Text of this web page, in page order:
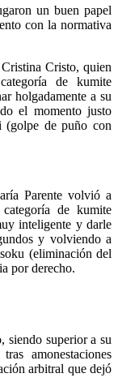
un buen papel
con la normativa
Cristo, quien
de kumite
holgadamente a su
el momento justo
(golpe de puño con
Parente volvió a
de kumite
inteligente y darle
y volviendo a
(eliminación del
por derecho.
siendo superior a su
amonestaciones
arbitral que dejó